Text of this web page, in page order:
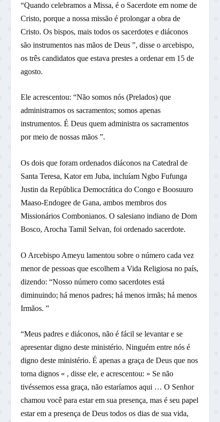
“Quando celebramos a Missa, é o Sacerdote em nome de
Cristo, porque a nossa missão é prolongar a obra de
Cristo. Os bispos, mais todos os sacerdotes e diáconos
são instrumentos nas mãos de Deus ”, disse o arcebispo,
os três candidatos que estava prestes a ordenar em 15 de
agosto.
Ele acrescentou: “Não somos nós (Prelados) que
administramos os sacramentos; somos apenas
instrumentos. É Deus quem administra os sacramentos
por meio de nossas mãos ”.
Os dois que foram ordenados diáconos na Catedral de
Santa Teresa, Kator em Juba, incluíam Ngbo Fufunga
Justin da República Democrática do Congo e Boosuuro
Maaso-Endogee de Gana, ambos membros dos
Missionários Combonianos. O salesiano indiano de Dom
Bosco, Arocha Tamil Selvan, foi ordenado sacerdote.
O Arcebispo Ameyu lamentou sobre o número cada vez
menor de pessoas que escolhem a Vida Religiosa no país,
dizendo: “Nosso número como sacerdotes está
diminuindo; há menos padres; há menos irmãs; há menos
Irmãos. ”
“Meus padres e diáconos, não é fácil se levantar e se
apresentar digno deste ministério. Ninguém entre nós é
digno deste ministério. É apenas a graça de Deus que nos
torna dignos « , disse ele, e acrescentou: » Se não
tivéssemos essa graça, não estaríamos aqui … O Senhor
chamou você para estar em sua presença, mas é seu papel
estar em a presença de Deus todos os dias de sua vida,